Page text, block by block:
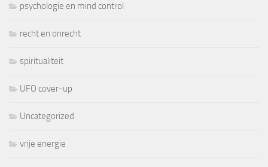
psychologie en mind control
recht en onrecht
spiritualiteit
UFO cover-up
Uncategorized
vrije energie